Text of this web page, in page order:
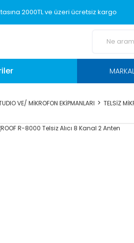
2000TL ve üzeri ücretsiz kargo
VE/ MİKROFON EKİPMANLARI TELSİZ